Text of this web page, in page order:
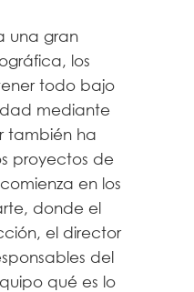
una gran
los
todo bajo
mediante
también ha
proyectos de
en los
donde el
el director
del
qué es lo